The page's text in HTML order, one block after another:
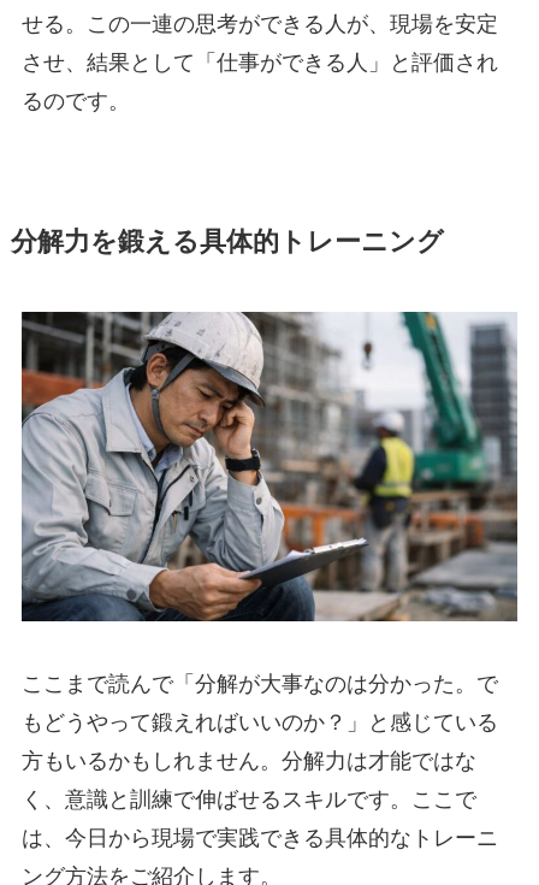
せる。この一連の思考ができる人が、現場を安定
させ、結果として「仕事ができる人」と評価され
るのです。
分解力を鍛える具体的トレーニング
ここまで読んで「分解が大事なのは分かった。で
もどうやって鍛えればいいのか？」と感じている
方もいるかもしれません。分解力は才能ではな
く、意識と訓練で伸ばせるスキルです。ここで
は、今日から現場で実践できる具体的なトレーニ
ング方法をご紹介します。